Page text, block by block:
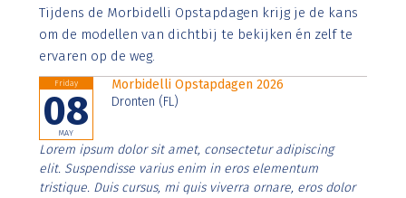
Aenean faucibus nibh et justo cursus id rutrum lorem
imperdiet. Nunc ut sem vitae risus tristique posuere.
Tijdens de Morbidelli Opstapdagen krijg je de kans
om de modellen van dichtbij te bekijken én zelf te
ervaren op de weg.
Friday
08
MAY
Morbidelli Opstapdagen 2026
Dronten (FL)
Lorem ipsum dolor sit amet, consectetur adipiscing
elit. Suspendisse varius enim in eros elementum
tristique. Duis cursus, mi quis viverra ornare, eros dolor